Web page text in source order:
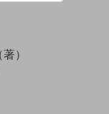
）